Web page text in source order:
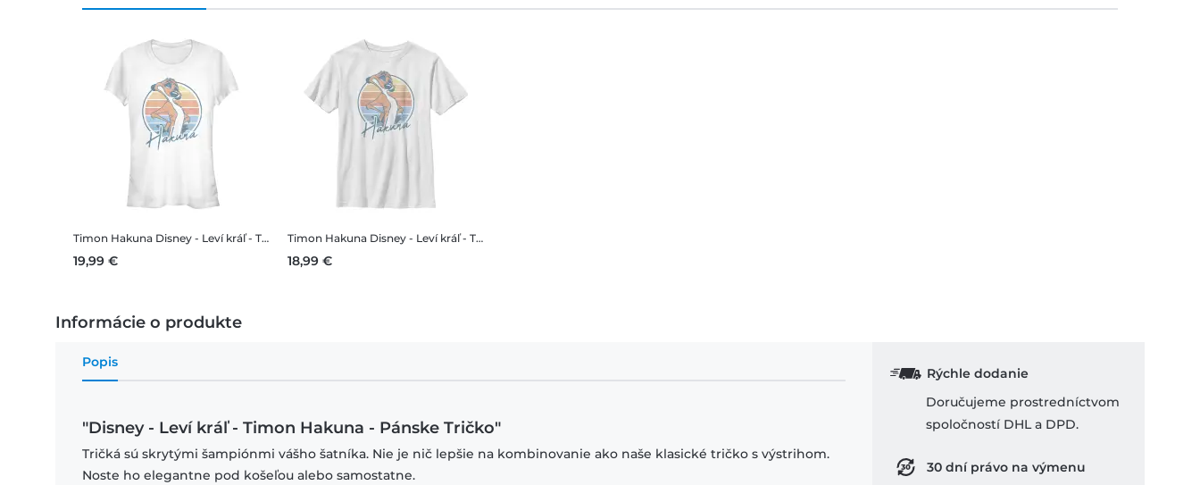
Timon Hakuna Disney - Leví kráľ - Timon Hakuna - Dámske Tričko
19,99 €
Timon Hakuna Disney - Leví kráľ - Timon Hakuna - Detské Tričko
18,99 €
Informácie o produkte
Popis
"Disney - Leví kráľ - Timon Hakuna - Pánske Tričko"
Tričká sú skrytými šampiónmi vášho šatníka. Nie je nič lepšie na kombinovanie ako naše klasické tričko s výstrihom.
Noste ho elegantne pod košeľou alebo samostatne.
Rýchle dodanie
Doručujeme prostredníctvom
spoločností DHL a DPD.
30 dní právo na výmenu